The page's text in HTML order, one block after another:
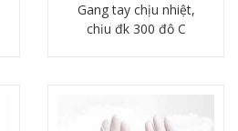
Gang tay chịu nhiệt,
chịu đk 300 độ C